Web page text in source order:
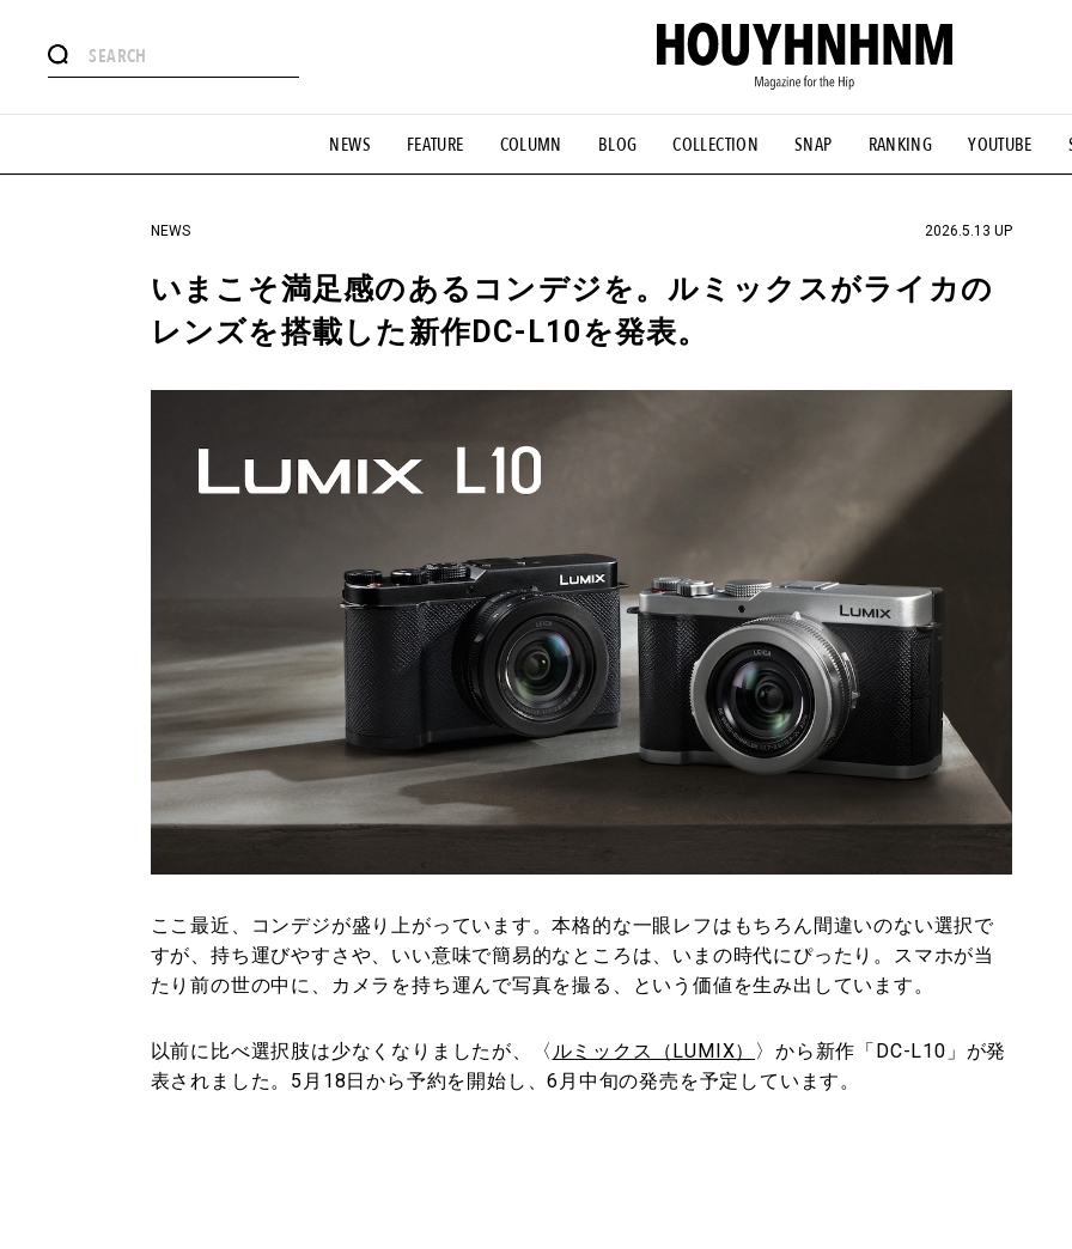
NEWS FEATURE COLUMN BLOG COLLECTION SNAP RANKING YOUTUBE
#憧れの逸品 #ESSENTIAL DESIGNS #古着サミット #NEW VINTAGE #マイナーグッド図鑑
#GH 銘品の所以 #フイナムのYouTube #Commune H #FOCUS IT #AH.H #ととけん #FASHION #MUSIC
#HANDSOME HANDBOOK
NEWS 2026.5.13 UP
いまこそ満足感のあるコンデジを。ルミックスがライカの
レンズを搭載した新作DC-L10を発表。
ここ最近、コンデジが盛り上がっています。本格的な一眼レフはもちろん間違いのない選択で
すが、持ち運びやすさや、いい意味で簡易的なところは、いまの時代にぴったり。スマホが当
たり前の世の中に、カメラを持ち運んで写真を撮る、という価値を生み出しています。
以前に比べ選択肢は少なくなりましたが、〈 ルミックス（LUMIX） 〉から新作「DC-L10」が発
表されました。5月18日から予約を開始し、6月中旬の発売を予定しています。